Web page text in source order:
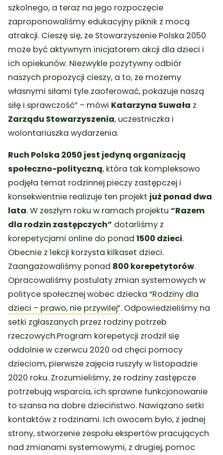
szkolnego, a teraz na jego rozpoczęcie
zaproponowaliśmy edukacyjny piknik z mocą
atrakcji. Cieszę się, że Stowarzyszenie Polska 2050
może być aktywnym inicjatorem akcji dla dzieci i
ich opiekunów. Niezwykle pozytywny odbiór
naszych propozycji cieszy, a to, że możemy
własnymi siłami tyle zaoferować, pokazuje naszą
siłę i sprawczość” – mówi Katarzyna Suwała z
Zarządu Stowarzyszenia, uczestniczka i
wolontariuszka wydarzenia.
Ruch Polska 2050 jest jedyną organizacją
społeczno-polityczną, która tak kompleksowo
podjęła temat rodzinnej pieczy zastępczej i
konsekwentnie realizuje ten projekt już ponad dwa
lata. W zeszłym roku w ramach projektu“Razem
dla rodzin zastępczych” dotarliśmy z
korepetycjami online do ponad1500 dzieci.
Obecnie z lekcji korzysta kilkaset dzieci.
Zaangażowaliśmy ponad 800 korepetytorów.
Opracowaliśmy postulaty zmian systemowych w
polityce społecznej wobec dziecka “Rodziny dla
dzieci – prawo, nie przywilej”. Odpowiedzieliśmy na
setki zgłaszanych przez rodziny potrzeb
rzeczowych.Program korepetycji zrodził się
oddolnie w czerwcu 2020 od chęci pomocy
dzieciom, pierwsze zajęcia ruszyły w listopadzie
2020 roku. Zrozumieliśmy, że rodziny zastępcze
potrzebują wsparcia, ich sprawne funkcjonowanie
to szansa na dobre dzieciństwo. Nawiązano setki
kontaktów z rodzinami. Ich owocem było, z jednej
strony, stworzenie zespołu ekspertów pracujących
nad zmianami systemowymi, z drugiej, pomoc